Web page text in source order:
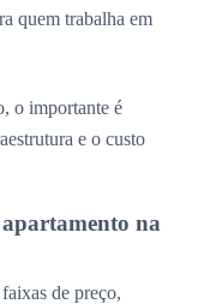
quem trabalha em
o importante é
e o custo
na
de preço,